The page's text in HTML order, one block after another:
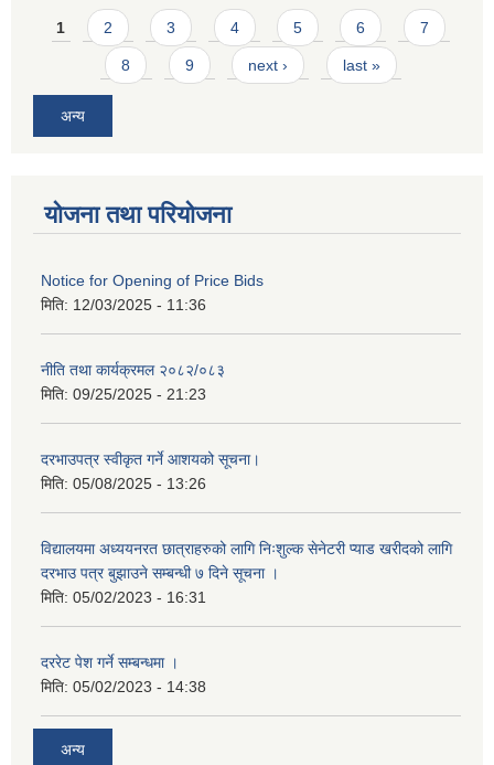
Pages
1 2 3 4 5 6 7
8 9 next › last »
अन्य
योजना तथा परियोजना
Notice for Opening of Price Bids
मिति: 12/03/2025 - 11:36
नीति तथा कार्यक्रमल २०८२/०८३
मिति: 09/25/2025 - 21:23
दरभाउपत्र स्वीकृत गर्ने आशयको सूचना।
मिति: 05/08/2025 - 13:26
विद्यालयमा अध्ययनरत छात्राहरुको लागि निःशुल्क सेनेटरी प्याड खरीदको लागि
दरभाउ पत्र बुझाउने सम्बन्धी ७ दिने सूचना ।
मिति: 05/02/2023 - 16:31
दररेट पेश गर्ने सम्बन्धमा ।
मिति: 05/02/2023 - 14:38
अन्य